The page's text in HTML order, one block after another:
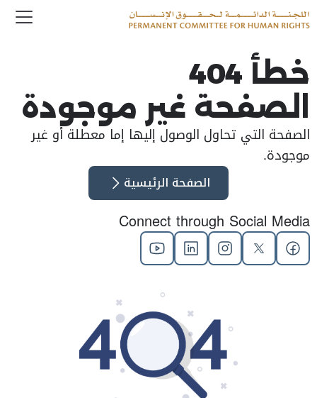
خطأ 404
الصفحة غير موجودة
الصفحة التي تحاول الوصول إليها إما معطلة أو غير
موجودة.
الصفحة الرئيسية
Connect through Social Media